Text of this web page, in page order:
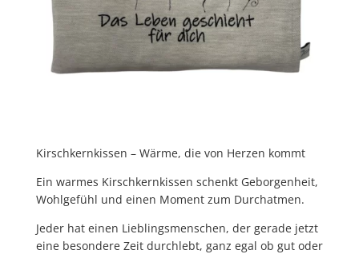
Kirschkernkissen – Wärme, die von Herzen kommt
Ein warmes Kirschkernkissen schenkt Geborgenheit,
Wohlgefühl und einen Moment zum Durchatmen.
Jeder hat einen Lieblingsmenschen, der gerade jetzt
eine besondere Zeit durchlebt, ganz egal ob gut oder